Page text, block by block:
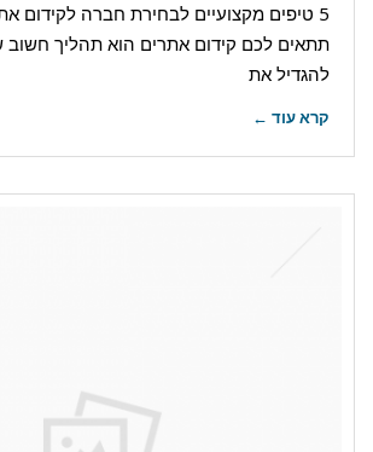
5 טיפים מקצועיים לבחירת חברה לקידום
תתאים לכם קידום אתרים הוא תהליך חשוב
להגדיל את
קרא עוד ←